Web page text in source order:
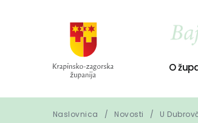
O
Naslovnica Novosti U